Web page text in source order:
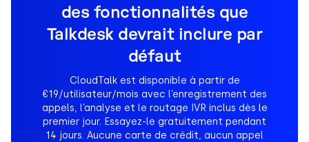
des fonctionnalités que
Talkdesk devrait inclure par
défaut
CloudTalk est disponible à partir de
€19/utilisateur/mois avec l’enregistrement des
appels, l’analyse et le routage IVR inclus dès le
premier jour. Essayez-le gratuitement pendant
14 jours. Aucune carte de crédit, aucun appel